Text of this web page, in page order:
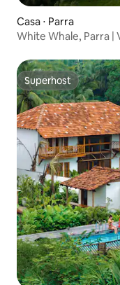
Casa ⋅ Parra
White Whale, Parra |
Superhost
Superhost